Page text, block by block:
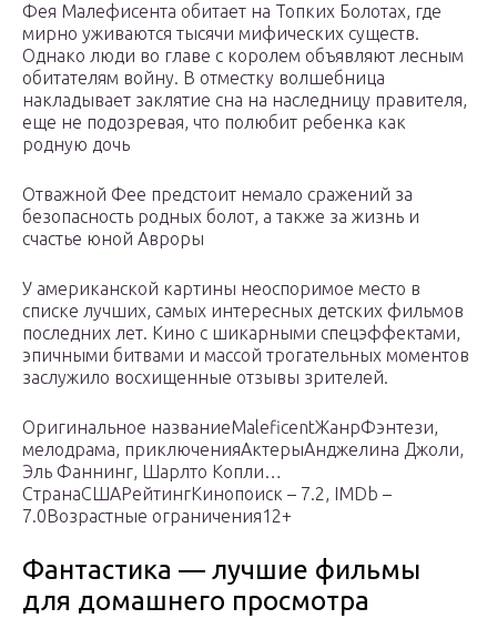
Фея Малефисента обитает на Топких Болотах, где
мирно уживаются тысячи мифических существ.
Однако люди во главе с королем объявляют лесным
обитателям войну. В отместку волшебница
накладывает заклятие сна на наследницу правителя,
еще не подозревая, что полюбит ребенка как
родную дочь
Отважной Фее предстоит немало сражений за
безопасность родных болот, а также за жизнь и
счастье юной Авроры
У американской картины неоспоримое место в
списке лучших, самых интересных детских фильмов
последних лет. Кино с шикарными спецэффектами,
эпичными битвами и массой трогательных моментов
заслужило восхищенные отзывы зрителей.
Оригинальное названиеMaleficentЖанрФэнтези,
мелодрама, приключенияАктерыАнджелина Джоли,
Эль Фаннинг, Шарлто Копли…
СтранаСШАРейтингКинопоиск – 7.2, IMDb –
7.0Возрастные ограничения12+
Фантастика — лучшие фильмы
для домашнего просмотра